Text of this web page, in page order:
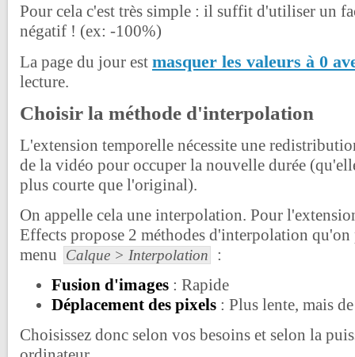
Pour cela c'est très simple : il suffit d'utiliser un
négatif ! (ex: -100%)
La page du jour est masquer les valeurs à 0
lecture.
Choisir la méthode d'interpolation
L'extension temporelle nécessite une
de la vidéo pour occuper la nouvelle durée
plus courte que l'original).
On appelle cela une interpolation. Pour
Effects propose 2 méthodes d'interpolation
menu
Calque > Interpolation
:
Fusion d'images : Rapide
Déplacement des pixels : Plus lente, mais
Choisissez donc selon vos besoins et selon la